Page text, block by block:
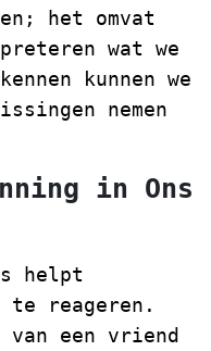
het omvat
wat we
kunnen we
nemen
in Ons
helpt
te reageren.
van een vriend